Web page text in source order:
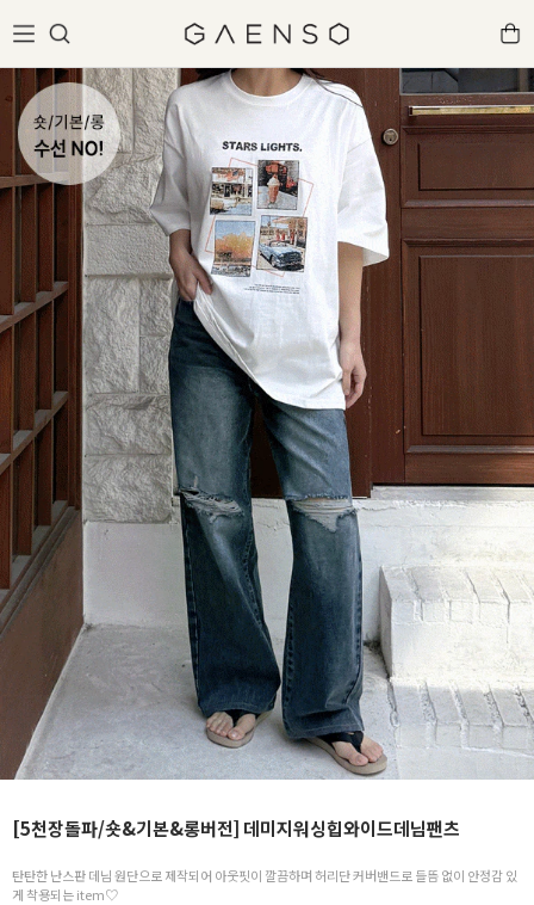
[5천장돌파/숏&기본&롱버전] 데미지워싱힙와이드데님팬츠
탄탄한 난스판 데님 원단으로 제작되어 아웃핏이 깔끔하며 허리단 커버밴드로 들뜸 없이 안정감 있
게 착용되는 item♡